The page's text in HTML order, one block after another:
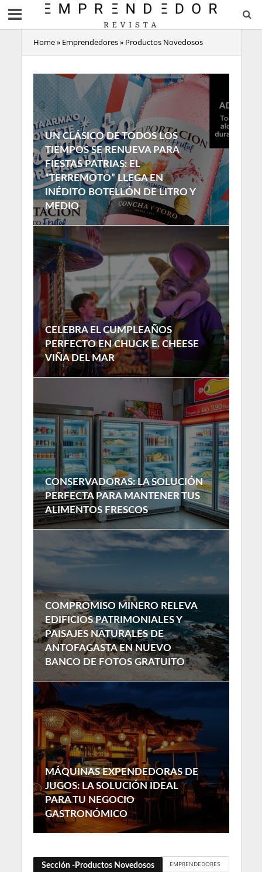
Home» Emprendedores» Productos Novedosos
UN CLÁSICO DE TODOS LOS
TIEMPOS SE RENUEVA PARA
FIESTAS PATRIAS: EL
“TERREMOTO” LLEGA EN
INÉDITO BOTELLÓN DE LITRO Y
MEDIO
CELEBRA EL CUMPLEAÑOS
PERFECTO EN CHUCK E. CHEESE
VIÑA DEL MAR
CONSERVADORAS: LA SOLUCIÓN
PERFECTA PARA MANTENER TUS
ALIMENTOS FRESCOS
COMPROMISO MINERO RELEVA
EDIFICIOS PATRIMONIALES Y
PAISAJES NATURALES DE
ANTOFAGASTA EN NUEVO
BANCO DE FOTOS GRATUITO
MÁQUINAS EXPENDEDORAS DE
JUGOS: LA SOLUCIÓN IDEAL
PARA TU NEGOCIO
GASTRONÓMICO
Sección -Productos Novedosos EMPRENDEDORES